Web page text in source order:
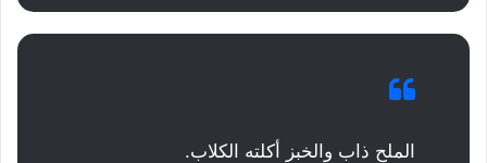
الملح ذاب والخبز أكلته الكلاب.